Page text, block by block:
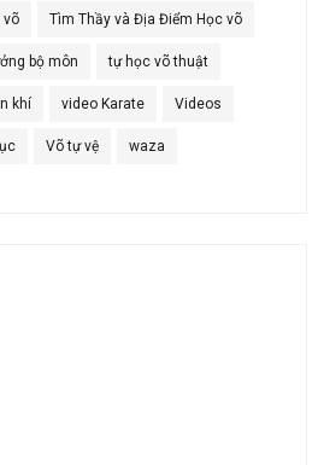
võ Tìm Thầy và Địa Điểm Học võ
bộ môn tự học võ thuật
khí video Karate Videos
Võ tự vệ waza